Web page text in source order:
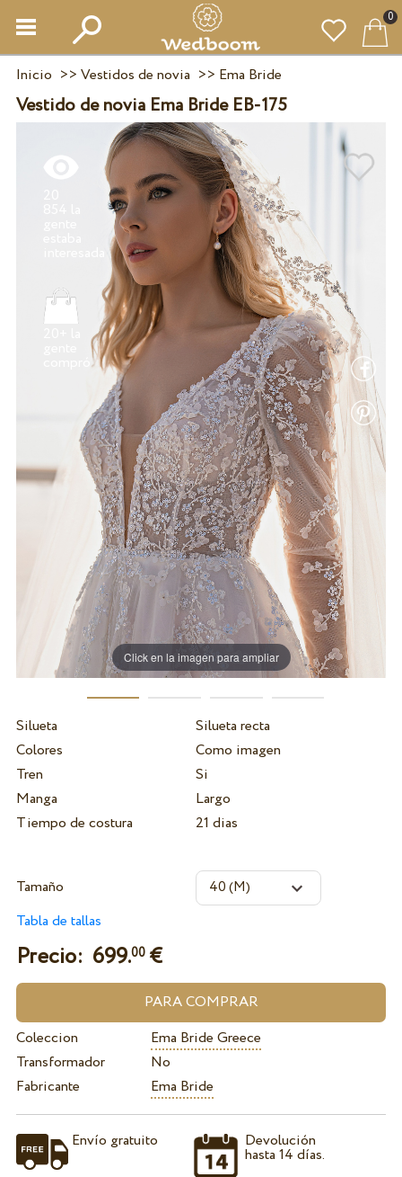
0
Inicio >> Vestidos de novia >> Ema Bride
Vestido de novia Ema Bride EB-175
Click en la imagen para ampliar
Silueta
Silueta recta
Colores
Como imagen
Tren
Si
Manga
Largo
Tiempo de costura
21 dias
Tamaño
Tabla de tallas
Precio: 699.00€
Coleccion
Ema Bride Greece
Transformador
No
Fabricante
Ema Bride
Envío gratuito Devolución
hasta 14 días.